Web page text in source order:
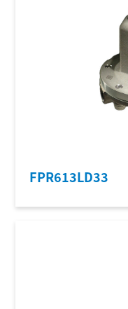
FPR613LD33